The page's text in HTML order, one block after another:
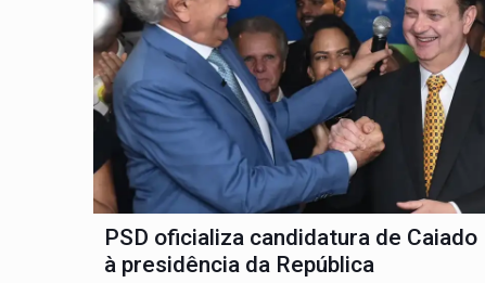
PSD oficializa candidatura de Caiado
à presidência da República